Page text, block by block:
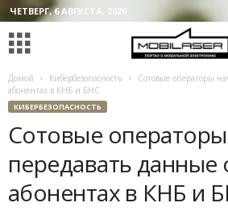
ЧЕТВЕРГ, 6 АВГУСТА, 2026
Домой Кибербезопасность
Сотовые операторы
абонентах в КНБ и БНС
КИБЕРБЕЗОПАСНОСТЬ
Сотовые
передавать данные
абонентах в КНБ и